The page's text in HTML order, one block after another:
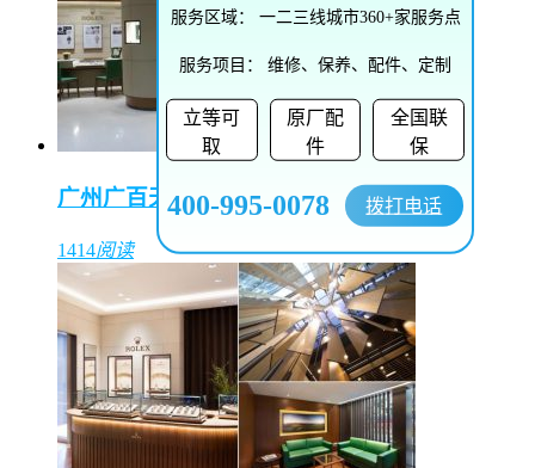
广州广百天河店（东方表行）
1414阅读
服务区域： 一二三线城市360+家服务点
服务项目： 维修、保养、配件、定制
立等可
取
原厂配
件
全国联
保
400-995-0078 拨打电话